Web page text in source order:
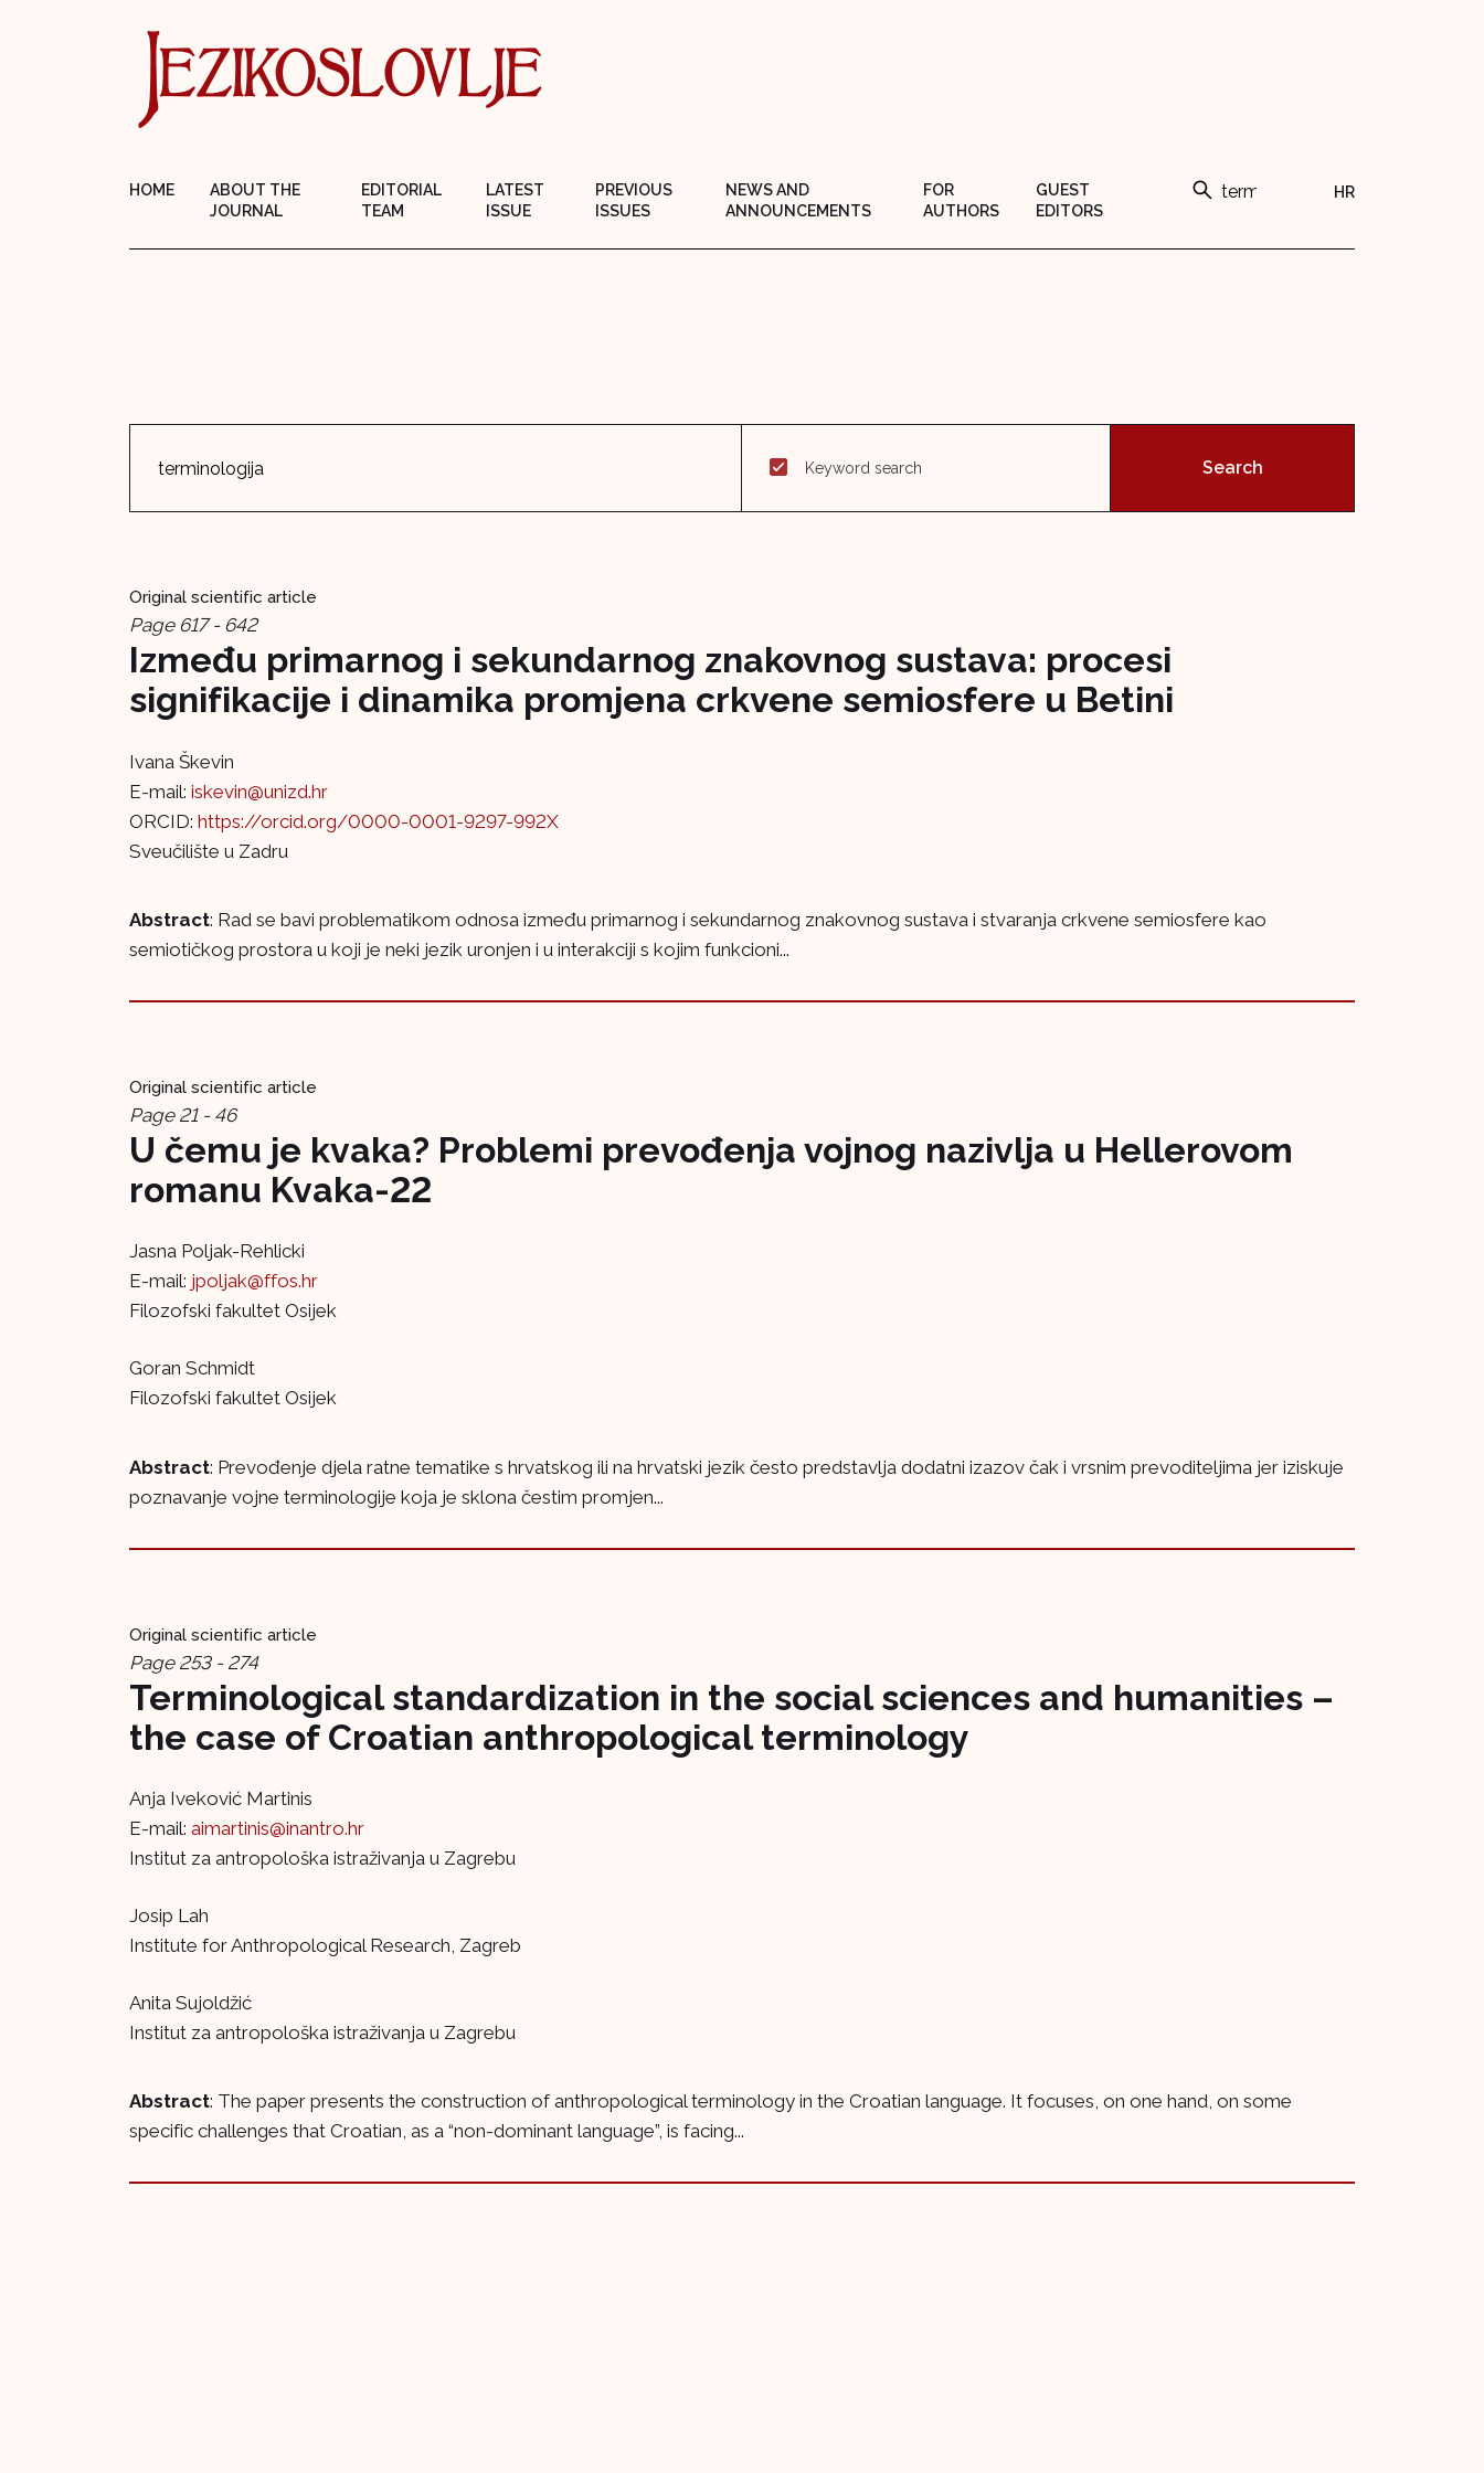
HOME
ABOUT THE
JOURNAL
EDITORIAL
TEAM
LATEST
ISSUE
PREVIOUS
ISSUES
NEWS AND
ANNOUNCEMENTS
FOR
AUTHORS
GUEST
EDITORS
HR
Keyword search
Original scientific article
Page 617 - 642
Između primarnog i sekundarnog znakovnog sustava: procesi
signifikacije i dinamika promjena crkvene semiosfere u Betini
Ivana Škevin
E-mail: iskevin@unizd.hr
ORCID: https://orcid.org/0000-0001-9297-992X
Sveučilište u Zadru
Abstract: Rad se bavi problematikom odnosa između primarnog i sekundarnog znakovnog sustava i stvaranja crkvene semiosfere kao
semiotičkog prostora u koji je neki jezik uronjen i u interakciji s kojim funkcioni...
Original scientific article
Page 21 - 46
U čemu je kvaka? Problemi prevođenja vojnog nazivlja u Hellerovom
romanu Kvaka-22
Jasna Poljak-Rehlicki
E-mail: jpoljak@ffos.hr
Filozofski fakultet Osijek
Goran Schmidt
Filozofski fakultet Osijek
Abstract: Prevođenje djela ratne tematike s hrvatskog ili na hrvatski jezik često predstavlja dodatni izazov čak i vrsnim prevoditeljima jer iziskuje
poznavanje vojne terminologije koja je sklona čestim promjen...
Original scientific article
Page 253 - 274
Terminological standardization in the social sciences and humanities –
the case of Croatian anthropological terminology
Anja Iveković Martinis
E-mail: aimartinis@inantro.hr
Institut za antropološka istraživanja u Zagrebu
Josip Lah
Institute for Anthropological Research, Zagreb
Anita Sujoldžić
Institut za antropološka istraživanja u Zagrebu
Abstract: The paper presents the construction of anthropological terminology in the Croatian language. It focuses, on one hand, on some
specific challenges that Croatian, as a “non-dominant language”, is facing...